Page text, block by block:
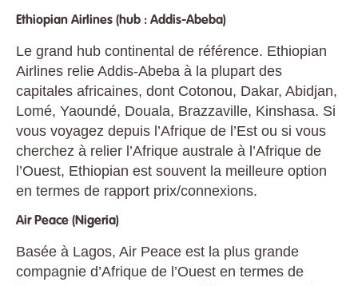
Ethiopian Airlines (hub : Addis-Abeba)
Le grand hub continental de référence. Ethiopian
Airlines relie Addis-Abeba à la plupart des
capitales africaines, dont Cotonou, Dakar, Abidjan,
Lomé, Yaoundé, Douala, Brazzaville, Kinshasa. Si
vous voyagez depuis l’Afrique de l’Est ou si vous
cherchez à relier l’Afrique australe à l’Afrique de
l’Ouest, Ethiopian est souvent la meilleure option
en termes de rapport prix/connexions.
Air Peace (Nigeria)
Basée à Lagos, Air Peace est la plus grande
compagnie d’Afrique de l’Ouest en termes de